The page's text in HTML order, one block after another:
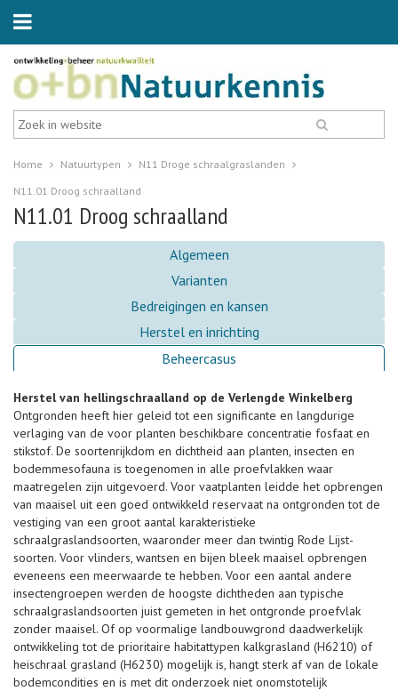
Home Natuurtypen
N11 Droge schraalgraslanden
N11.01 Droog schraalland
N11.01 Droog schraalland
Algemeen
Varianten
Bedreigingen en kansen
Herstel en inrichting
Beheercasus
Herstel van hellingschraalland op de Verlengde Winkelberg
Ontgronden heeft hier geleid tot een significante en langdurige
verlaging van de voor planten beschikbare concentratie fosfaat en
stikstof. De soortenrijkdom en dichtheid aan planten, insecten en
bodemmesofauna is toegenomen in alle proefvlakken waar
maatregelen zijn uitgevoerd. Voor vaatplanten leidde het opbrengen
van maaisel uit een goed ontwikkeld reservaat na ontgronden tot de
vestiging van een groot aantal karakteristieke
schraalgraslandsoorten, waaronder meer dan twintig Rode Lijst-
soorten. Voor vlinders, wantsen en bijen bleek maaisel opbrengen
eveneens een meerwaarde te hebben. Voor een aantal andere
insectengroepen werden de hoogste dichtheden aan typische
schraalgraslandsoorten juist gemeten in het ontgronde proefvlak
zonder maaisel. Of op voormalige landbouwgrond daadwerkelijk
ontwikkeling tot de prioritaire habitattypen kalkgrasland (H6210) of
heischraal grasland (H6230) mogelijk is, hangt sterk af van de lokale
bodemcondities en is met dit onderzoek niet onomstotelijk